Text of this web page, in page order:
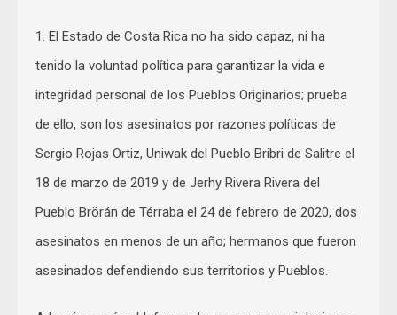
1. El Estado de Costa Rica no ha sido capaz, ni ha
tenido la voluntad política para garantizar la vida e
integridad personal de los Pueblos Originarios; prueba
de ello, son los asesinatos por razones políticas de
Sergio Rojas Ortiz, Uniwak del Pueblo Bribri de Salitre el
18 de marzo de 2019 y de Jerhy Rivera Rivera del
Pueblo Brörán de Térraba el 24 de febrero de 2020, dos
asesinatos en menos de un año; hermanos que fueron
asesinados defendiendo sus territorios y Pueblos.